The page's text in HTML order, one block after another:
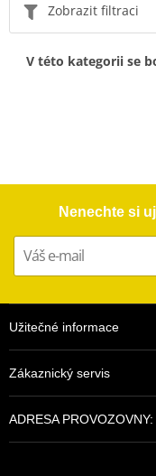
Zobrazit filtraci
V této kategorii se
Nenechte si
Užitečné informace
Zákaznický servis
ADRESA PROVOZOVNY: